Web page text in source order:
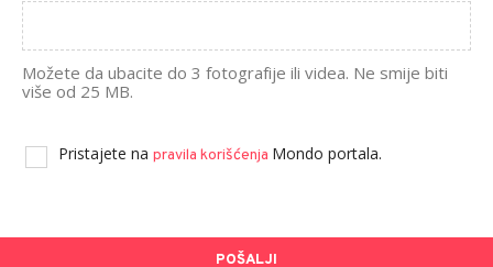
Možete da ubacite do 3 fotografije ili videa. Ne smije biti
više od 25 MB.
Pristajete na pravila korišćenja Mondo portala.
POŠALJI